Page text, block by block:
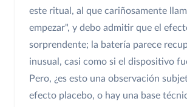
este ritual, al que cariñosamente
empezar", y debo admitir que el
sorprendente; la batería parece
inusual, casi como si el dispositivo
Pero, ¿es esto una observación
efecto placebo, o hay una base